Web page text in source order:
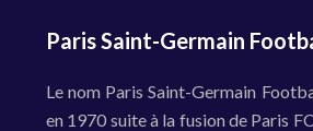
Paris Saint-Germain
Le nom Paris Saint-Germain
en 1970 suite à la fusion de Paris